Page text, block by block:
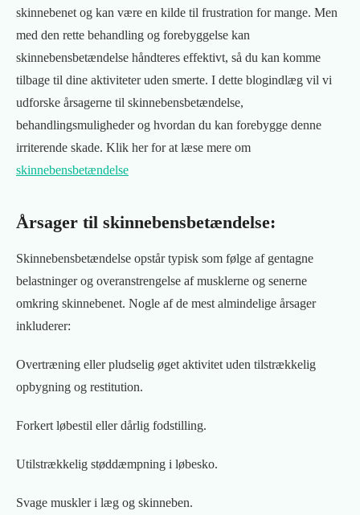
skinnebenet og kan være en kilde til frustration for mange. Men
med den rette behandling og forebyggelse kan
skinnebensbetændelse håndteres effektivt, så du kan komme
tilbage til dine aktiviteter uden smerte. I dette blogindlæg vil vi
udforske årsagerne til skinnebensbetændelse,
behandlingsmuligheder og hvordan du kan forebygge denne
irriterende skade. Klik her for at læse mere om
skinnebensbetændelse
Årsager til skinnebensbetændelse:
Skinnebensbetændelse opstår typisk som følge af gentagne
belastninger og overanstrengelse af musklerne og senerne
omkring skinnebenet. Nogle af de mest almindelige årsager
inkluderer:
Overtræning eller pludselig øget aktivitet uden tilstrækkelig
opbygning og restitution.
Forkert løbestil eller dårlig fodstilling.
Utilstrækkelig støddæmpning i løbesko.
Svage muskler i læg og skinneben.